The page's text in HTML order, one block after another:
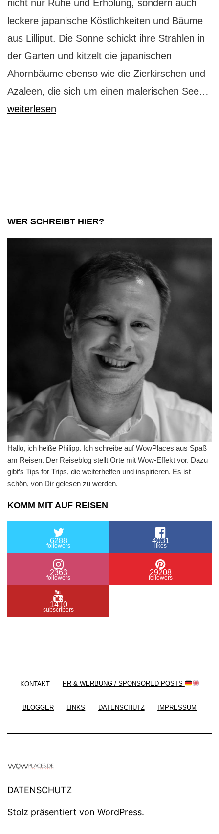
nicht nur Ruhe und Erholung, sondern auch
leckere japanische Köstlichkeiten und Bäume
aus Lilliput. Die Sonne schickt ihre Strahlen in
der Garten und kitzelt die japanischen
Ahornbäume ebenso wie die Zierkirschen und
Azaleen, die sich um einen malerischen See…
weiterlesen
WER SCHREIBT HIER?
Hallo, ich heiße Philipp. Ich schreibe auf WowPlaces aus Spaß
am Reisen. Der Reiseblog stellt Orte mit Wow-Effekt vor. Dazu
gibt’s Tips for Trips, die weiterhelfen und inspirieren. Es ist
schön, von Dir gelesen zu werden.
KOMM MIT AUF REISEN
6288
followers
4031
likes
2363
followers
29208
followers
1410
subscribers
KONTAKT PR & WERBUNG / SPONSORED POSTS
BLOGGER LINKS DATENSCHUTZ IMPRESSUM
DATENSCHUTZ
Stolz präsentiert von WordPress.